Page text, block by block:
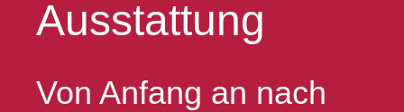
Ausstattung
Von Anfang an nach